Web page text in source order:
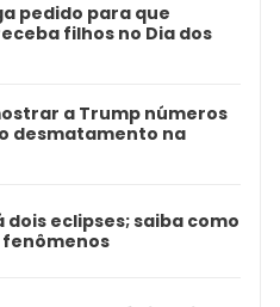
pedido para que
filhos no Dia dos
a Trump números
desmatamento na
eclipses; saiba como
fenômenos